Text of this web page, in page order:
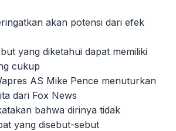
akan potensi dari efek
yang diketahui dapat memiliki
cukup
AS Mike Pence menuturkan
dari Fox News
bahwa dirinya tidak
yang disebut-sebut